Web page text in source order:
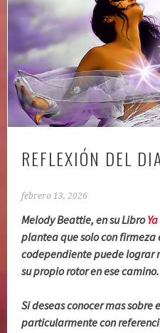
REFLEXIÓN DEL
febrero 13, 2026
Melody Beattie, en su Libro
plantea que solo con firmeza
codependiente puede lograr
su propio rotor en ese camino.
Si deseas conocer mas sobre
particularmente con